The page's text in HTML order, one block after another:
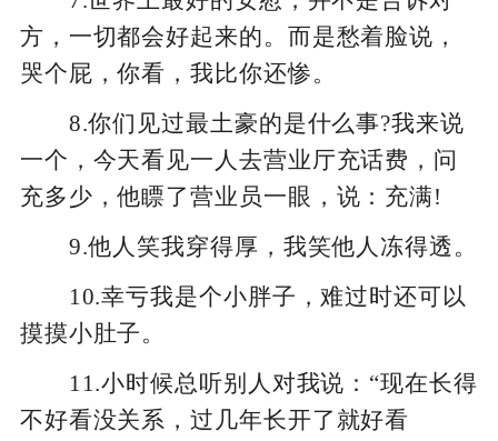
方，一切都会好起来的。而是愁着脸说，
哭个屁，你看，我比你还惨。
8.你们见过最土豪的是什么事?我来说
一个，今天看见一人去营业厅充话费，问
充多少，他瞟了营业员一眼，说：充满!
9.他人笑我穿得厚，我笑他人冻得透。
10.幸亏我是个小胖子，难过时还可以
摸摸小肚子。
11.小时候总听别人对我说：“现在长得
不好看没关系，过几年长开了就好看